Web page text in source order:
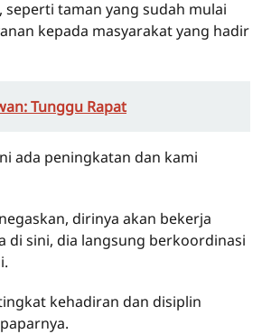
taman yang sudah mulai
kepada masyarakat yang hadir
Tunggu Rapat
ada peningkatan dan kami
dirinya akan bekerja
di sini, dia langsung berkoordinasi
kehadiran dan disiplin